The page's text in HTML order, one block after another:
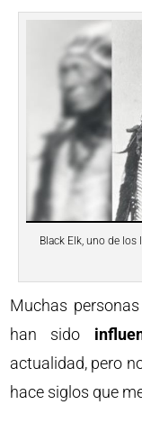
Black Elk, uno de
Muchas
han sido
actualidad, pero
hace siglos que